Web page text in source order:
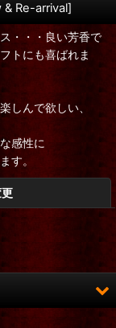
& Re-arrival]
・・・良い芳香で
トにも喜ばれま
しんで欲しい、
感性に
す。